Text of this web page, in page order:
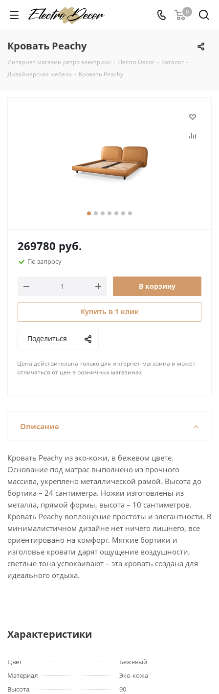
0
Кровать Peachy
Интернет магазин ретро электрики | Electro Decor - Каталог -
Дизайнерская мебель - Кровать Peachy
269780 руб.
По запросу
В корзину
Купить в 1 клик
Поделиться
Цена действительна только для интернет-магазина и может
отличаться от цен в розничных магазинах
Описание
Кровать Peachy из эко-кожи, в бежевом цвете.
Основание под матрас выполнено из прочного
массива, укреплено металлической рамой. Высота до
бортика – 24 сантиметра. Ножки изготовлены из
металла, прямой формы, высота – 10 сантиметров.
Кровать Peachy воплощение простоты и элегантности. В
минималистичном дизайне нет ничего лишнего, все
ориентировано на комфорт. Мягкие бортики и
изголовье кровати дарят ощущение воздушности,
светлые тона успокаивают – эта кровать создана для
идеального отдыха.
Характеристики
Цвет
Бежевый
Материал
Эко-кожа
Высота
90